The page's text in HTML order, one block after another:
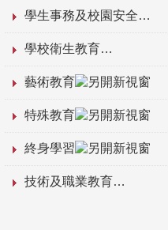
學生事務及校園安全
學校衛生教育
藝術教育
特殊教育
終身學習
技術及職業教育